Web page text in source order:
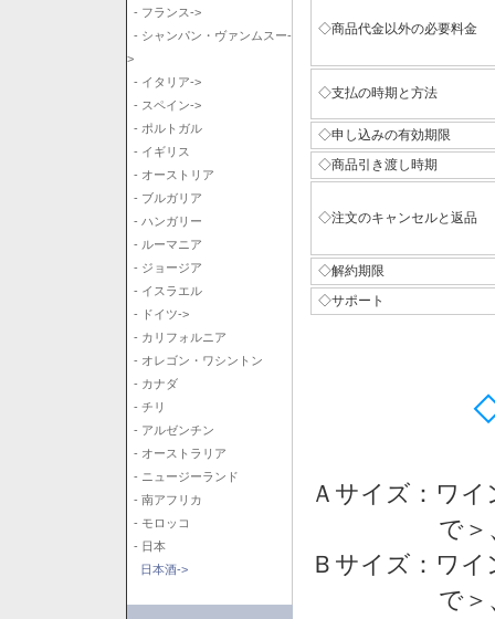
- フランス->
- シャンパン・ヴァンムスー-
>
- イタリア->
- スペイン->
- ポルトガル
- イギリス
- オーストリア
- ブルガリア
- ハンガリー
- ルーマニア
- ジョージア
- イスラエル
- ドイツ->
- カリフォルニア
- オレゴン・ワシントン
- カナダ
- チリ
- アルゼンチン
- オーストラリア
- ニュージーランド
- 南アフリカ
- モロッコ
- 日本
日本酒->
◇商品代金以外の必要料金
◇支払の時期と方法
◇申し込みの有効期限
◇商品引き渡し時期
◇注文のキャンセルと返品
◇解約期限
◇サポート
Ａサイズ：ワ
で
Ｂサイズ：ワ
で